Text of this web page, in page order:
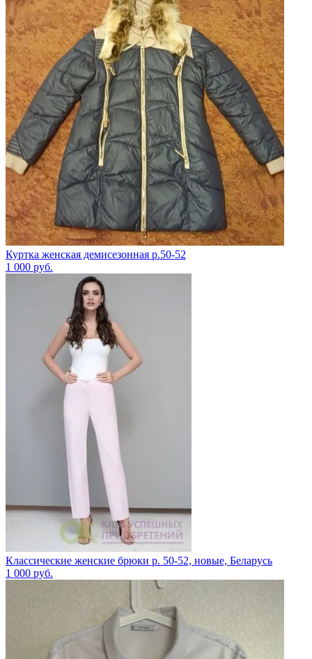
Куртка женская демисезонная р.50-52
1 000 руб.
Классические женские брюки р. 50-52, новые, Беларусь
1 000 руб.